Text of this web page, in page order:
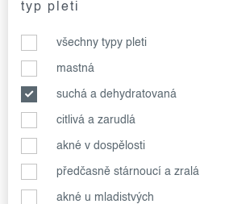
typ pleti
všechny typy pleti
mastná
suchá a dehydratovaná
citlivá a zarudlá
akné v dospělosti
předčasně stárnoucí a zralá
akné u mladistvých